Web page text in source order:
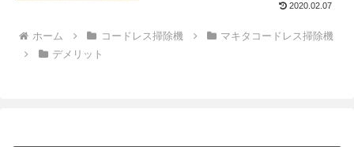
2020.02.07
ホーム コードレス掃除機
マキタコードレス掃除機
デメリット